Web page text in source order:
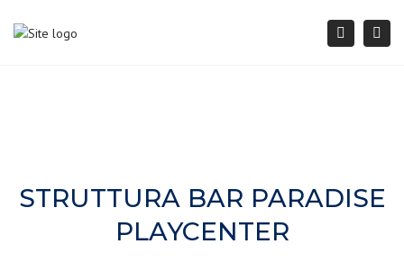
Search
STRUTTURA BAR PARADISE
PLAYCENTER